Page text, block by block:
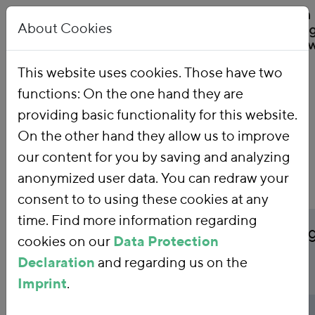
Publications
Publicationtitle
Energieeffizienz
steuern
About Cookies
This website uses cookies. Those have two
functions: On the one hand they are
providing basic functionality for this website.
On the other hand they allow us to improve
our content for you by saving and analyzing
anonymized user data. You can redraw your
consent to to using these cookies at any
time. Find more information regarding
cookies on our Data Protection
Declaration and regarding us on the
Imprint.